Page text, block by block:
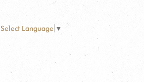
Select Language ▼